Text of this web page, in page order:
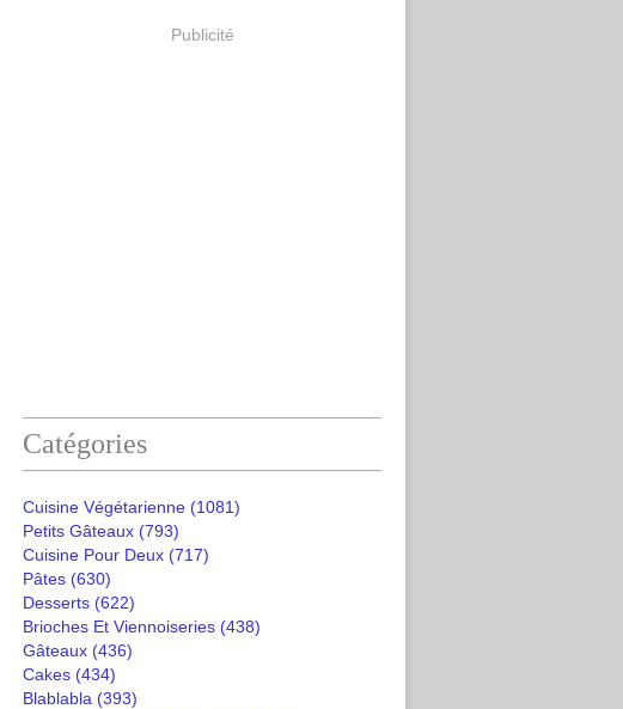
Publicité
Catégories
Cuisine Végétarienne (1081)
Petits Gâteaux (793)
Cuisine Pour Deux (717)
Pâtes (630)
Desserts (622)
Brioches Et Viennoiseries (438)
Gâteaux (436)
Cakes (434)
Blablabla (393)